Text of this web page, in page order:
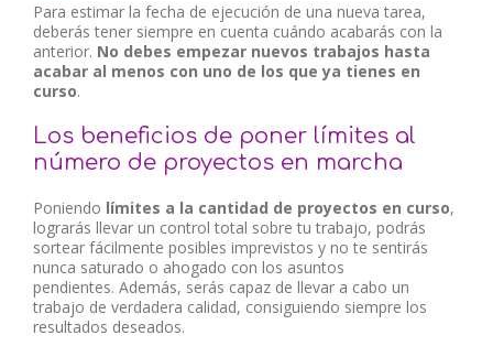
Para estimar la fecha de ejecución de una nueva tarea,
deberás tener siempre en cuenta cuándo acabarás con la
anterior. No debes empezar nuevos trabajos hasta
acabar al menos con uno de los que ya tienes en
curso.
Los beneficios de poner límites al
número de proyectos en marcha
Poniendo límites a la cantidad de proyectos en curso,
lograrás llevar un control total sobre tu trabajo, podrás
sortear fácilmente posibles imprevistos y no te sentirás
nunca saturado o ahogado con los asuntos
pendientes. Además, serás capaz de llevar a cabo un
trabajo de verdadera calidad, consiguiendo siempre los
resultados deseados.